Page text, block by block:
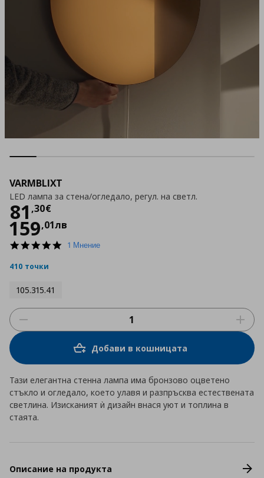
VARMBLIXT
LED лампа за стена/огледало, регул. на светл.
81 ,30€
Цена
159,01лв
5.01 Мнение
410 точки
105.315.41
Добави в кошницата
Тази елегантна стенна лампа има бронзово оцветено
стъкло и огледало, което улавя и разпръсква естествената
светлина. Изисканият ѝ дизайн внася уют и топлина в
стаята.
Описание на продукта